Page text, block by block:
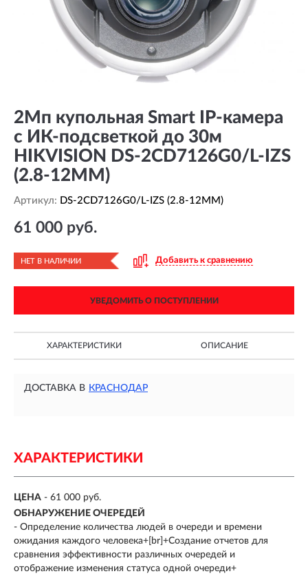
2Мп купольная Smart IP-камера
с ИК-подсветкой до 30м
HIKVISION DS-2CD7126G0/L-IZS
(2.8-12MM)
Артикул: DS-2CD7126G0/L-IZS (2.8-12MM)
61 000 руб.
НЕТ В НАЛИЧИИ Добавить к сравнению
УВЕДОМИТЬ О ПОСТУПЛЕНИИ
ХАРАКТЕРИСТИКИ ОПИСАНИЕ
ДОСТАВКА В КРАСНОДАР
ХАРАКТЕРИСТИКИ
ЦЕНА - 61 000 руб.
ОБНАРУЖЕНИЕ ОЧЕРЕДЕЙ
- Определение количества людей в очереди и времени
ожидания каждого человека+[br]+Создание отчетов для
сравнения эффективности различных очередей и
отображение изменения статуса одной очереди+